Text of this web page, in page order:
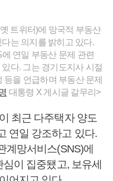
트위터)에 망국적 부동산
는 의지를 밝히고 있다.
연일 부동산 문제 관련
다. 그는 경기도지사 시절
등을 언급하며 부동산 문제
대통령 X 게시글 갈무리>
최근 다주택자 양도
연일 강조하고 있다.
계망서비스(SNS)에
이 집중됐고, 보유세